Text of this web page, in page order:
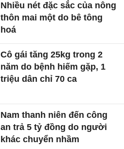
Nhiều nét đặc sắc của nông
thôn mai một do bê tông
hoá
Cô gái tăng 25kg trong 2
năm do bệnh hiếm gặp, 1
triệu dân chỉ 70 ca
Nam thanh niên đến công
an trả 5 tỷ đồng do người
khác chuyển nhầm